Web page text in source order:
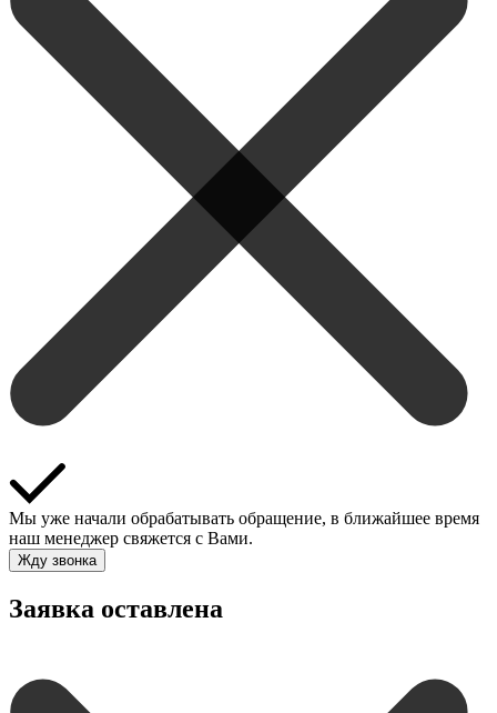
Мы уже начали обрабатывать обращение, в ближайшее время
наш менеджер свяжется с Вами.
Жду звонка
Заявка оставлена